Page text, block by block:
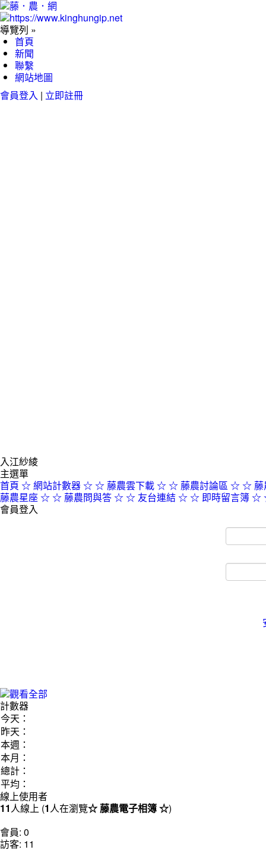
導覽列 »
首頁
新聞
聯繫
網站地圖
會員登入 | 立即註冊
入江紗綾
主選單
首頁 ☆ 網站計數器 ☆☆ 藤農雲下載 ☆☆ 藤農討論區 ☆☆ 藤
藤農星座 ☆☆ 藤農問與答 ☆☆ 友台連結 ☆☆ 即時留言簿 ☆
會員登入
計數器
今天：
昨天：
本週：
本月：
總計：
平均：
線上使用者
11人線上 (1人在瀏覽☆ 藤農電子相簿 ☆)
會員: 0
訪客: 11